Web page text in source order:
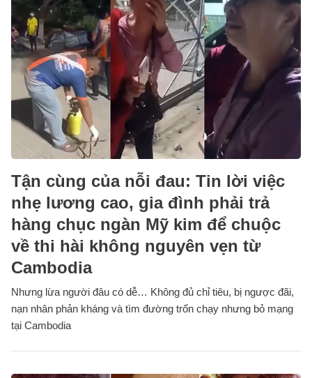
Tận cùng của nỗi đau: Tin lời việc
nhẹ lương cao, gia đình phải trả
hàng chục ngàn Mỹ kim để chuộc
về thi hài không nguyên vẹn từ
Cambodia
Nhưng lừa người đâu có dễ… Không đủ chỉ tiêu, bị ngược đãi,
nạn nhân phản kháng và tìm đường trốn chạy nhưng bỏ mạng
tại Cambodia